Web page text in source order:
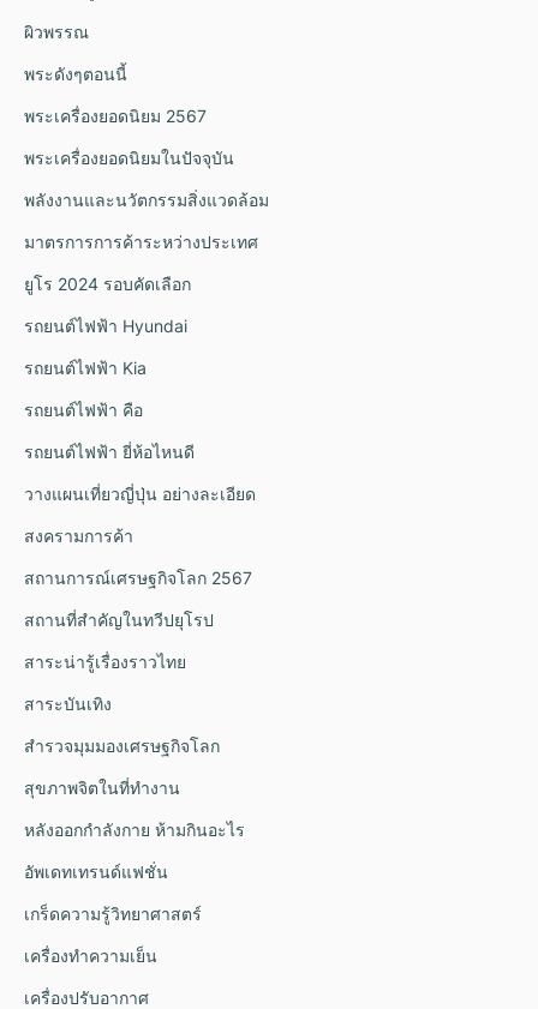
ผิวพรรณ
พระดังๆตอนนี้
พระเครื่องยอดนิยม 2567
พระเครื่องยอดนิยมในปัจจุบัน
พลังงานและนวัตกรรมสิ่งแวดล้อม
มาตรการการค้าระหว่างประเทศ
ยูโร 2024 รอบคัดเลือก
รถยนต์ไฟฟ้า Hyundai
รถยนต์ไฟฟ้า Kia
รถยนต์ไฟฟ้า คือ
รถยนต์ไฟฟ้า ยี่ห้อไหนดี
วางแผนเที่ยวญี่ปุ่น อย่างละเอียด
สงครามการค้า
สถานการณ์เศรษฐกิจโลก 2567
สถานที่สำคัญในทวีปยุโรป
สาระน่ารู้เรื่องราวไทย
สาระบันเทิง
สำรวจมุมมองเศรษฐกิจโลก
สุขภาพจิตในที่ทำงาน
หลังออกกําลังกาย ห้ามกินอะไร
อัพเดทเทรนด์แฟชั่น
เกร็ดความรู้วิทยาศาสตร์
เครื่องทำความเย็น
เครื่องปรับอากาศ